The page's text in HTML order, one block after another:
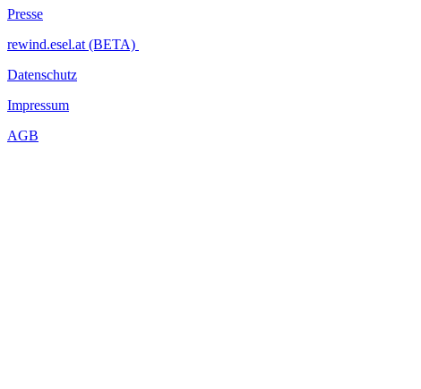
Presse
rewind.esel.at (BETA)
Datenschutz
Impressum
AGB